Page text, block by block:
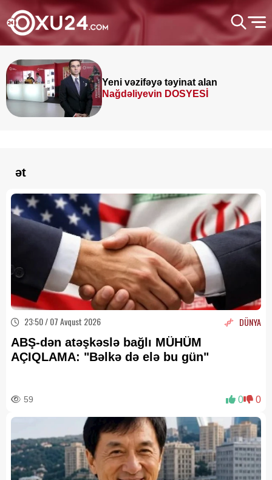
Yeni vəzifəyə təyinat alan
Nağdəliyevin DOSYESİ
ət
23:50 / 07 Avqust 2026 DÜNYA
ABŞ-dən atəşkəslə bağlı MÜHÜM
AÇIQLAMA: "Bəlkə də elə bu gün"
59 0 0